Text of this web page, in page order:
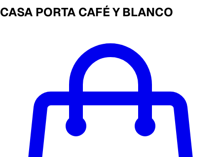
CASA PORTA CAFÉ Y BLANCO